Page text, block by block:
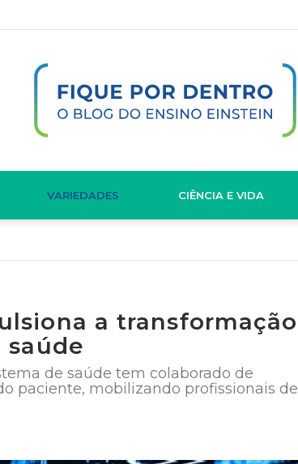
VARIEDADES CIÊNCIA E VIDA
a transformação
saúde
de saúde tem colaborado de
paciente, mobilizando profissionais de